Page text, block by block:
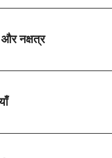
नक्षत्र